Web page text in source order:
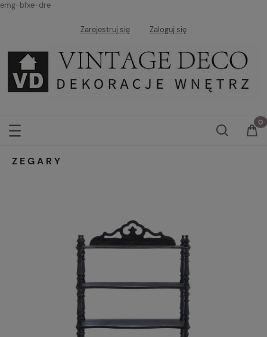
emg-bfxe-dre
Zarejestruj się Zaloguj się
ZEGARY